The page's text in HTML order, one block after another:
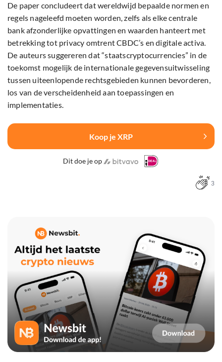
De paper concludeert dat wereldwijd bepaalde normen en
regels nageleefd moeten worden, zelfs als elke centrale
bank afzonderlijke opvattingen en waarden hanteert met
betrekking tot privacy omtrent CBDC’s en digitale activa.
De auteurs suggereren dat “staatscryptocurrencies” in de
toekomst mogelijk de internationale gegevensuitwisseling
tussen uiteenlopende rechtsgebieden kunnen bevorderen,
los van de verscheidenheid aan toepassingen en
implementaties.
Koop je XRP
Dit doe je op
3